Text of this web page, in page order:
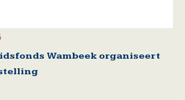
Wambeek organiseert